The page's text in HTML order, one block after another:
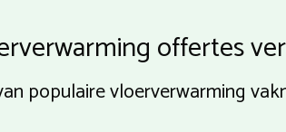
offertes
populaire vloerverwarming